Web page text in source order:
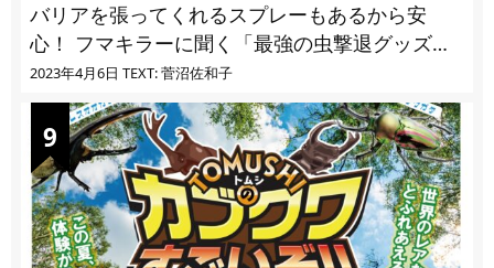
バリアを張ってくれるスプレーもあるから安
心！ フマキラーに聞く「最強の虫撃退グッズ
vol.4」【キャンプサイトで使う虫よけ】
2023年4月6日 TEXT: 菅沼佐和子